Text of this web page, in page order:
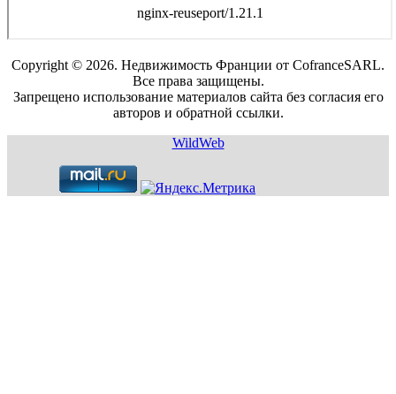
Copyright © 2026. Недвижимость Франции от CofranceSARL.
Все права защищены.
Запрещено использование материалов сайта без согласия его
авторов и обратной ссылки.
WildWeb